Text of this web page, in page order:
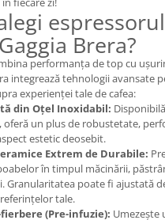
espressorul
Brera?
performanța de top cu
integrează tehnologii avansate
experienței tale de cafea:
din Oțel Inoxidabil:
oferă un plus de robustetate,
estetic deosebit.
Extrem de Durabile:
în timpul măcinării,
Granularitatea poate fi ajustată
tale.
(Pre-infuzie): Umezește